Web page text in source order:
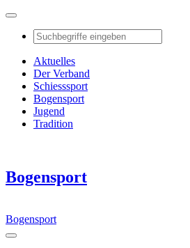
Aktuelles
Der Verband
Schiesssport
Bogensport
Jugend
Tradition
Bogensport
Bogensport